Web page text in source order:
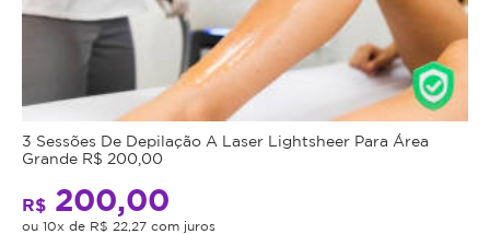
3 Sessões De Depilação A Laser Lightsheer Para Área
Grande R$ 200,00
R$ 200,00
ou 10x de R$ 22,27 com juros